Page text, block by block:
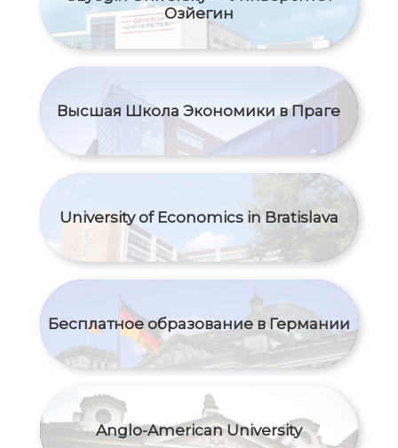
Озйегин
Высшая Школа Экономики в Праге
University of Economics in Bratislava
Бесплатное образование в Германии
Anglo-American University